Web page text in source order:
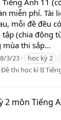
Anh 11
miễn phí. Tài
mỗi đề đều
(chia động
thi sắp...
8/3/23 học kỳ 2
Đề thi học kì II
2 môn Tiếng